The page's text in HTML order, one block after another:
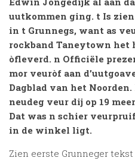
uutkommen ging. t Is
in t Grunnegs, want as
rockband Taneytown het
òfleverd. n Officiële
mor veuròf aan
Dagblad van het
neudeg veur dij op 19
Dat was n schier
in de winkel ligt.
Zien eerste Grunneger